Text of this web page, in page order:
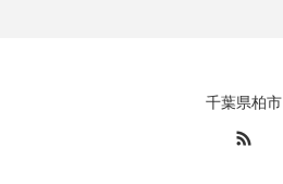
千葉県柏市